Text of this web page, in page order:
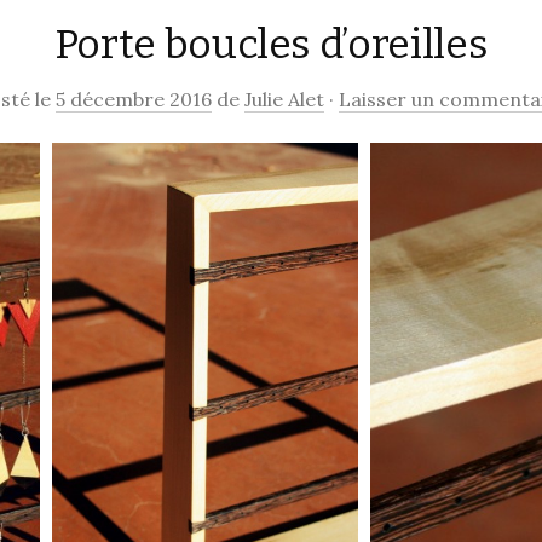
contenu
Porte boucles d’oreilles
le 5 décembre 2016 de Julie Alet · Laisser un